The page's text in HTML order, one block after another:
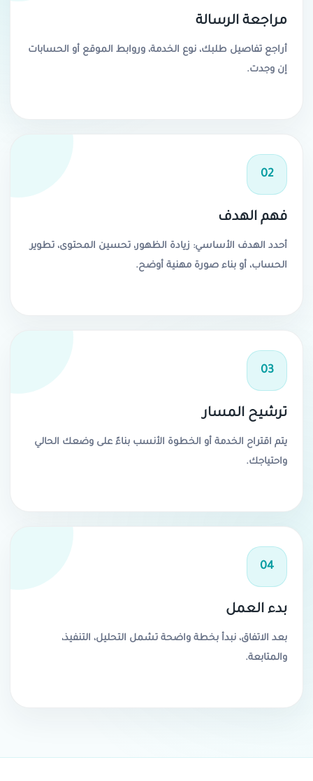
مراجعة الرسالة
أراجع تفاصيل طلبك، نوع الخدمة، وروابط الموقع أو الحسابات
إن وجدت.
02
فهم الهدف
أحدد الهدف الأساسي: زيادة الظهور، تحسين المحتوى، تطوير
الحساب، أو بناء صورة مهنية أوضح.
03
ترشيح المسار
يتم اقتراح الخدمة أو الخطوة الأنسب بناءً على وضعك الحالي
واحتياجك.
04
بدء العمل
بعد الاتفاق، نبدأ بخطة واضحة تشمل التحليل، التنفيذ،
والمتابعة.